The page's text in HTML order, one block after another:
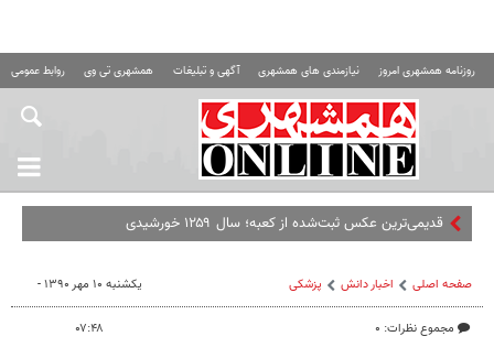
روزنامه همشهری امروز نیازمندی های همشهری آگهی و تبلیغات همشهری تی وی روابط عمومی
قدیمی‌ترین عکس ثبت‌شده از کعبه؛ سال ۱۲۵۹ خورشیدی
صفحه اصلی اخبار دانش پزشکی
مجموع نظرات: ۰
یکشنبه ۱۰ مهر ۱۳۹۰ -
۰۷:۴۸